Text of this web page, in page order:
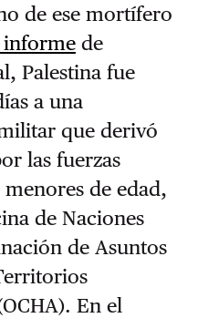
de ese mortífero
de
Palestina fue
a una
que derivó
las fuerzas
de edad,
de Naciones
de Asuntos
En el